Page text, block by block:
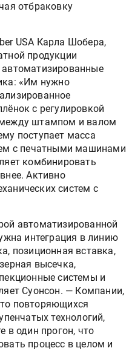
отбраковку
USA Карла Шобера,
продукции
автоматизированные
«Им нужно
с регулировкой
штампом и валом
поступает масса
с печатными машинами
комбинировать
Активно
систем с
автоматизированной
интеграция в линию
позиционная вставка,
высечка,
системы и
Суонсон. — Компании,
повторяющихся
технологий,
в один прогон, что
процесс в целом и